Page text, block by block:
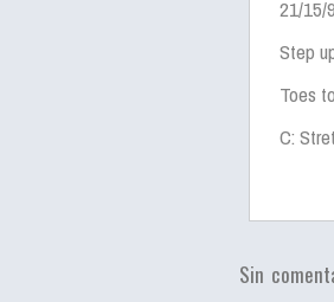
21/15/9
Step
Toes
C:
Sin